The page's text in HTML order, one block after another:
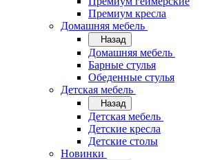
Премиум кресла
Домашняя мебель
Назад
Домашняя мебель
Барные стулья
Обеденные стулья
Детская мебель
Назад
Детская мебель
Детские кресла
Детские столы
Новинки